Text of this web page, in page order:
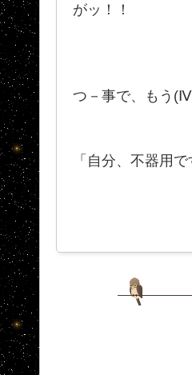
がッ！！
つ－事で、もう
「自分、不器用